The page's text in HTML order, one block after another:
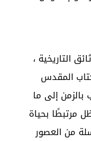
التاريخية ،
المقدس
بالزمن إلى ما
مرتبطًا بحياة
من العصور